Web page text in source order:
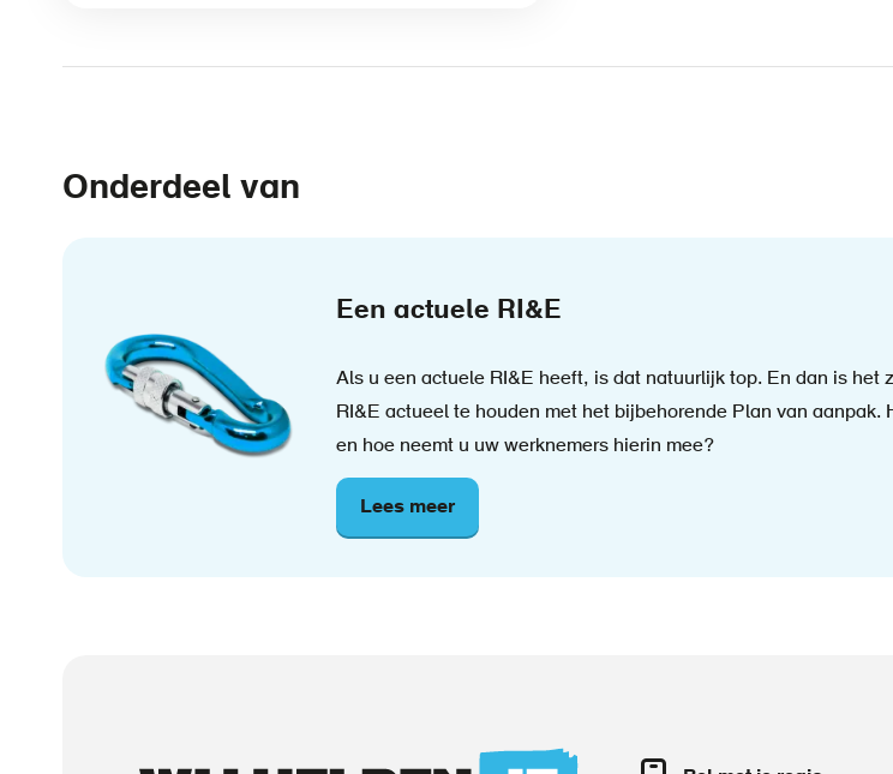
Onderdeel van
Een actuele RI&E
Als u een actuele RI&E heeft, is dat natuurlijk top. En dan is het
RI&E actueel te houden met het bijbehorende Plan van aanpak.
en hoe neemt u uw werknemers hierin mee?
Lees meer
over
Een